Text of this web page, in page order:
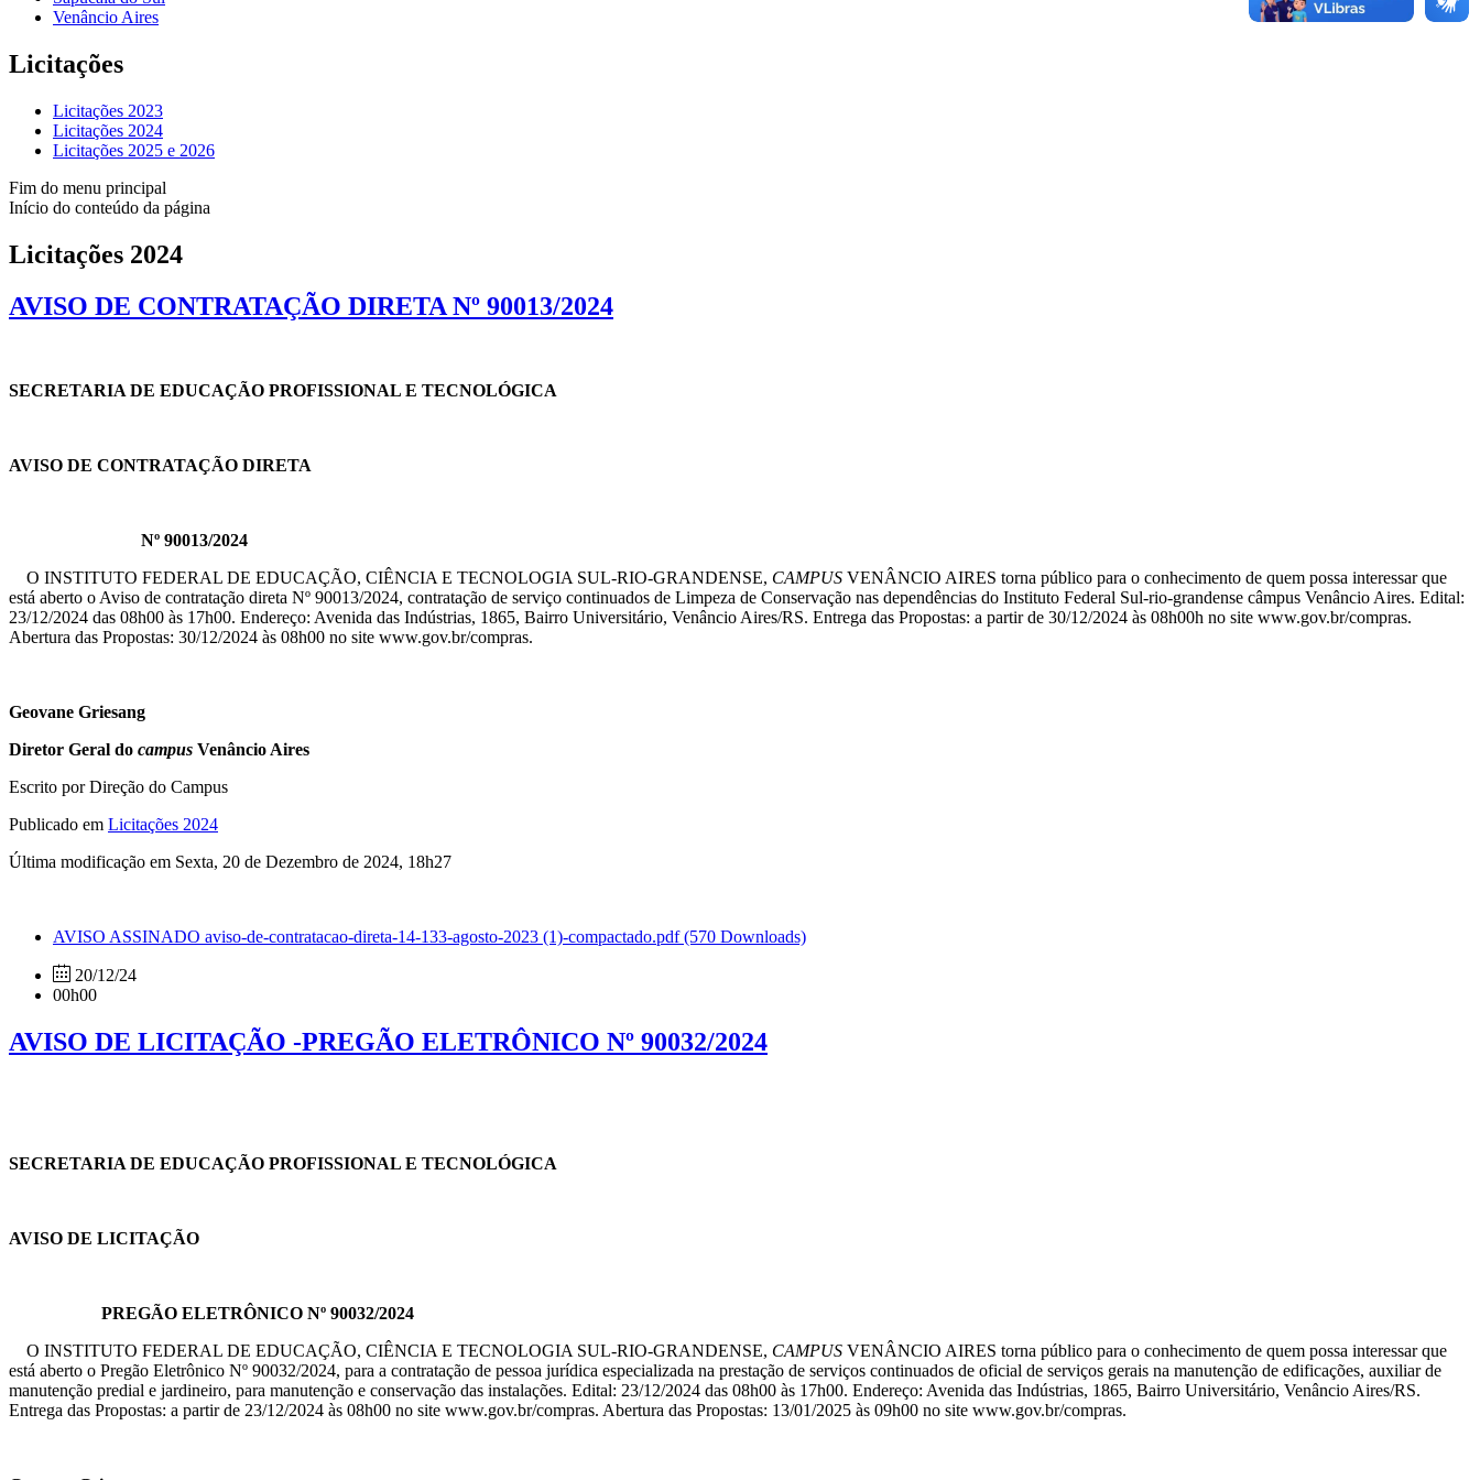
Venâncio Aires
Licitações
Licitações 2023
Licitações 2024
Licitações 2025 e 2026
Fim do menu principal
Início do conteúdo da página
Licitações 2024
AVISO DE CONTRATAÇÃO DIRETA Nº 90013/2024
SECRETARIA DE EDUCAÇÃO PROFISSIONAL E TECNOLÓGICA
AVISO DE CONTRATAÇÃO DIRETA
Nº 90013/2024
O INSTITUTO FEDERAL DE EDUCAÇÃO, CIÊNCIA E TECNOLOGIA SUL-RIO-GRANDENSE, CAMPUS VENÂNCIO AIRES torna público para o conhecimento de quem possa interessar que
está aberto o Aviso de contratação direta Nº 90013/2024, contratação de serviço continuados de Limpeza de Conservação nas dependências do Instituto Federal Sul-rio-grandense câmpus Venâncio Aires. Edital:
23/12/2024 das 08h00 às 17h00. Endereço: Avenida das Indústrias, 1865, Bairro Universitário, Venâncio Aires/RS. Entrega das Propostas: a partir de 30/12/2024 às 08h00h no site www.gov.br/compras.
Abertura das Propostas: 30/12/2024 às 08h00 no site www.gov.br/compras.
Geovane Griesang
Diretor Geral do campus Venâncio Aires
Escrito por Direção do Campus
Publicado em Licitações 2024
Última modificação em Sexta, 20 de Dezembro de 2024, 18h27
AVISO ASSINADO aviso-de-contratacao-direta-14-133-agosto-2023 (1)-compactado.pdf(570 Downloads)
20/12/24
00h00
AVISO DE LICITAÇÃO -PREGÃO ELETRÔNICO Nº 90032/2024
SECRETARIA DE EDUCAÇÃO PROFISSIONAL E TECNOLÓGICA
AVISO DE LICITAÇÃO
PREGÃO ELETRÔNICO Nº 90032/2024
O INSTITUTO FEDERAL DE EDUCAÇÃO, CIÊNCIA E TECNOLOGIA SUL-RIO-GRANDENSE, CAMPUS VENÂNCIO AIRES torna público para o conhecimento de quem possa interessar que
está aberto o Pregão Eletrônico Nº 90032/2024, para a contratação de pessoa jurídica especializada na prestação de serviços continuados de oficial de serviços gerais na manutenção de edificações, auxiliar de
manutenção predial e jardineiro, para manutenção e conservação das instalações. Edital: 23/12/2024 das 08h00 às 17h00. Endereço: Avenida das Indústrias, 1865, Bairro Universitário, Venâncio Aires/RS.
Entrega das Propostas: a partir de 23/12/2024 às 08h00 no site www.gov.br/compras. Abertura das Propostas: 13/01/2025 às 09h00 no site www.gov.br/compras.